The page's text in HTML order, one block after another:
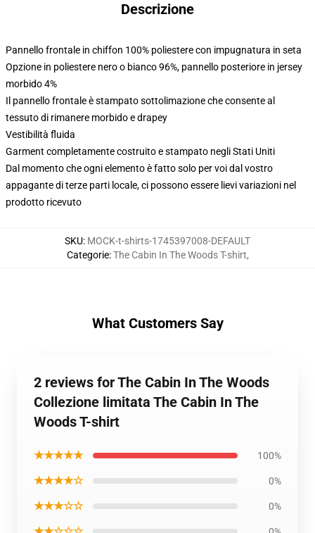
Descrizione
Pannello frontale in chiffon 100% poliestere con impugnatura in seta
Opzione in poliestere nero o bianco 96%, pannello posteriore in jersey
morbido 4%
Il pannello frontale è stampato sottolimazione che consente al
tessuto di rimanere morbido e drapey
Vestibilità fluida
Garment completamente costruito e stampato negli Stati Uniti
Dal momento che ogni elemento è fatto solo per voi dal vostro
appagante di terze parti locale, ci possono essere lievi variazioni nel
prodotto ricevuto
SKU: MOCK-t-shirts-1745397008-DEFAULT
Categorie:The Cabin In The Woods T-shirt,
What Customers Say
2 reviews for The Cabin In The Woods
Collezione limitata The Cabin In The
Woods T-shirt
★★★★★ 100%
★★★★☆ 0%
★★★☆☆ 0%